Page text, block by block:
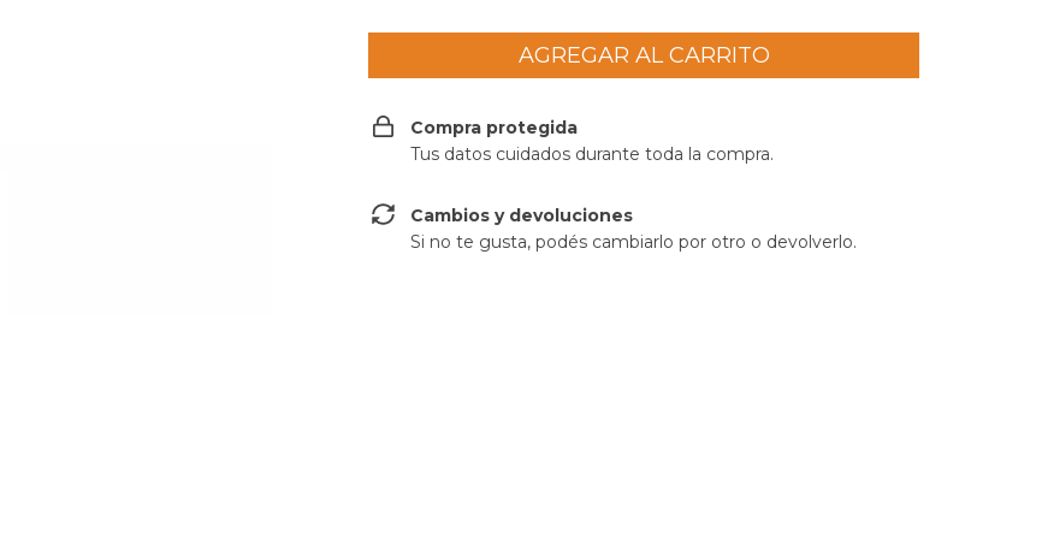
Compra protegida
Tus datos cuidados durante toda la compra.
Cambios y devoluciones
Si no te gusta, podés cambiarlo por otro o devolverlo.